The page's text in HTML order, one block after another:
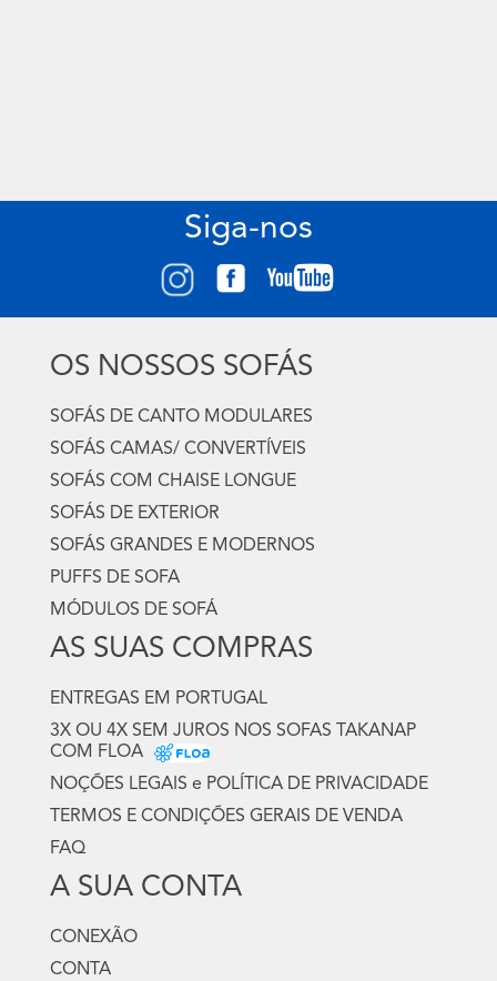
Siga-nos
OS NOSSOS SOFÁS
SOFÁS DE CANTO MODULARES
SOFÁS CAMAS/ CONVERTÍVEIS
SOFÁS COM CHAISE LONGUE
SOFÁS DE EXTERIOR
SOFÁS GRANDES E MODERNOS
PUFFS DE SOFA
MÓDULOS DE SOFÁ
AS SUAS COMPRAS
ENTREGAS EM PORTUGAL
3X OU 4X SEM JUROS NOS SOFAS TAKANAP
COM FLOA
NOÇÕES LEGAIS e POLÍTICA DE PRIVACIDADE
TERMOS E CONDIÇÕES GERAIS DE VENDA
FAQ
A SUA CONTA
CONEXÃO
CONTA